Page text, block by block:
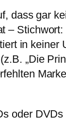
dass gar
in
„Die
oder